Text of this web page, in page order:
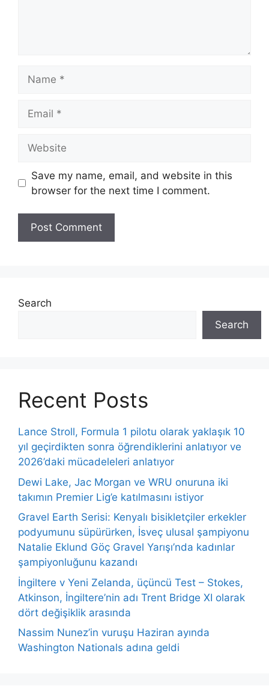
Save my name, email, and website in this
browser for the next time I comment.
Search
Search
Recent Posts
Lance Stroll, Formula 1 pilotu olarak yaklaşık 10
yıl geçirdikten sonra öğrendiklerini anlatıyor ve
2026’daki mücadeleleri anlatıyor
Dewi Lake, Jac Morgan ve WRU onuruna iki
takımın Premier Lig’e katılmasını istiyor
Gravel Earth Serisi: Kenyalı bisikletçiler erkekler
podyumunu süpürürken, İsveç ulusal şampiyonu
Natalie Eklund Göç Gravel Yarışı’nda kadınlar
şampiyonluğunu kazandı
İngiltere v Yeni Zelanda, üçüncü Test – Stokes,
Atkinson, İngiltere’nin adı Trent Bridge XI olarak
dört değişiklik arasında
Nassim Nunez’in vuruşu Haziran ayında
Washington Nationals adına geldi